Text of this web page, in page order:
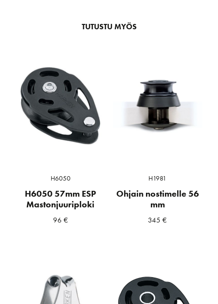
TUTUSTU MYÖS
H6050
H6050 57mm ESP
Mastonjuuriploki
96 €
H1981
Ohjain nostimelle 56
mm
345€